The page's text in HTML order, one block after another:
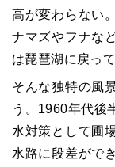
高が変わらない
ナマズやフナな
は琵琶湖に戻っ
そんな独特の風
う。1960年代後
水対策として圃
水路に段差がで